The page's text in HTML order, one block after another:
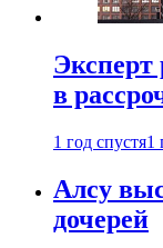
Эксперт
в
1 год спустя1
Алсу
дочерей